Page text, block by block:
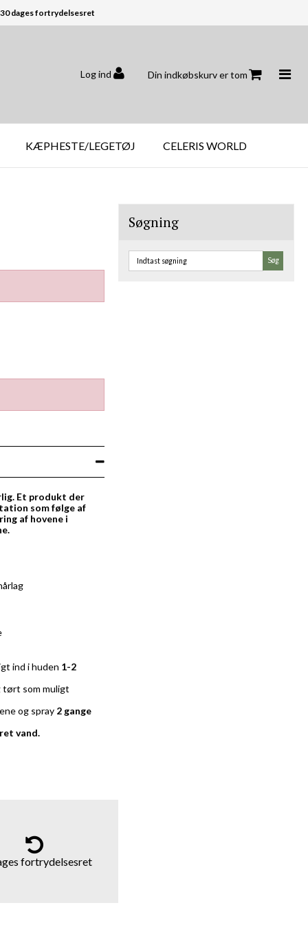
30 dages fortrydelsesret
Log ind Din indkøbskurv er tom
KÆPHESTE/LEGETØJ CELERIS WORLD
Et produkt der
som følge af
af hovene i
ind i huden 1-2
tørt som muligt
og spray 2 gange
vand.
fortrydelsesret
Søgning
Søg